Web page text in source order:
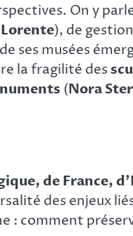
On y
), de
ses musées
la fragilité des
(Nora
de France,
des enjeux
: comment